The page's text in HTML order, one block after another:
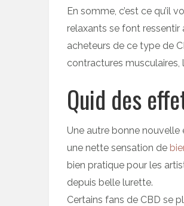
En somme, c’est ce qu’il
relaxants se font ressentir
acheteurs de ce type de
contractures musculaires,
Quid des
Une autre bonne nouvelle
une nette sensation de
bien pratique pour les
depuis belle lurette.
Certains fans de CBD se